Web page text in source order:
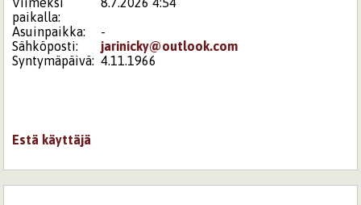
paikalla:
Asuinpaikka:
-
Sähköposti:
jarinicky@outlook.com
Syntymäpäivä: 4.11.1966
Estä käyttäjä